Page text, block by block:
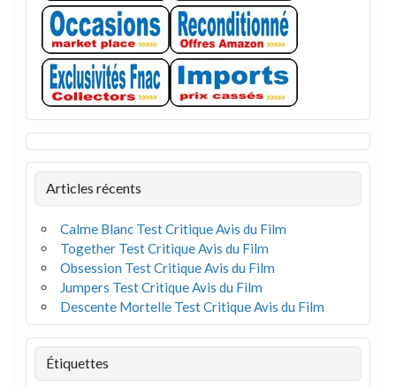
Articles récents
Calme Blanc Test Critique Avis du Film
Together Test Critique Avis du Film
Obsession Test Critique Avis du Film
Jumpers Test Critique Avis du Film
Descente Mortelle Test Critique Avis du Film
Étiquettes